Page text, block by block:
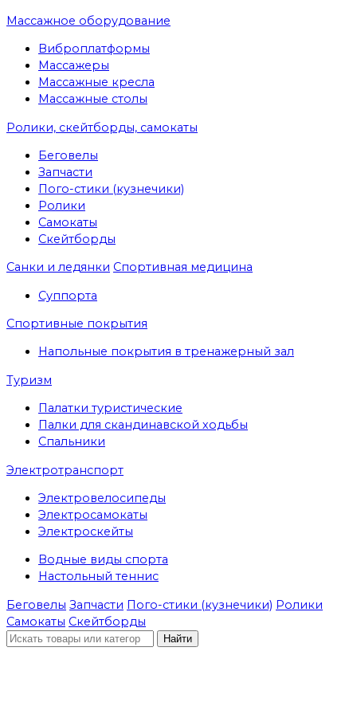
Массажное оборудование
Виброплатформы
Массажеры
Массажные кресла
Массажные столы
Ролики, скейтборды, самокаты
Беговелы
Запчасти
Пого-стики (кузнечики)
Ролики
Самокаты
Скейтборды
Санки и ледянки Спортивная медицина
Суппорта
Спортивные покрытия
Напольные покрытия в тренажерный зал
Туризм
Палатки туристические
Палки для скандинавской ходьбы
Спальники
Электротранспорт
Электровелосипеды
Электросамокаты
Электроскейты
Водные виды спорта
Настольный теннис
Беговелы Запчасти Пого-стики (кузнечики) Ролики
Самокаты Скейтборды
Найти